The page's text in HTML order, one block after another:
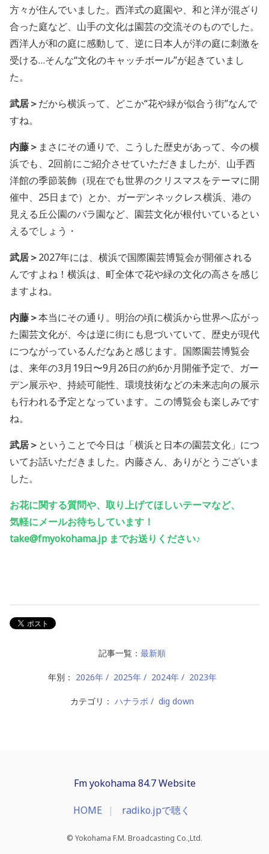
方々が住んでいました。西洋式の庭園や、和と洋が混ざり
合った庭など、山手の文化は園芸の交流そのものでした。
西洋人が和の庭に感動して、逆に日本人が洋の庭に刺激を
受ける…そんな“文化のキャッチボール”が起きていまし
た。
武居＞だから横浜って、どこか“花や緑が似合う街”なんで
すね。
内藤＞ まさにその通りで、こうした歴史があって、今の横
浜でも、2回前にご紹介させていただきましたが、山手西
洋館の季節装飾（現在でも世界のクリスマスをテーマに開
催中、25日まで）とか、ガーデンネックレス横浜、港の
見える丘公園のバラ園など、園芸文化が根付いているとい
えるでしょう・
武居＞2027年には、横浜で国際園芸博覧会が開催される
んですよね！横浜は、町全体で花や緑の文化の高さを感じ
ますよね。
内藤＞本当にその通り。明治の頃に横浜から世界へ広がっ
た園芸文化が、今は逆に街にも息づいていて、歴史が現代
につながっているんだなあと感じます。国際園芸博覧会
は、来年の3月19日〜9月26日の約6か月開催予定で、ガー
デン展示や、持続可能性、環境技術などの未来志向の展示
も行われる予定となっています。この博覧会も楽しみです
ね。
武居＞ ということで今日は「横浜と日本の園芸文化」につ
いてお話いただきました。内藤さん、ありがとうございま
した。
お花に関する質問や、取り上げてほしいテーマなど、
気軽にメールお待ちしています！
take@fmyokohama.jp までお送りください♪
記事一覧： 最新順
年別： 2026年 2025年 2024年 2023年
カテゴリ： ハナラボ dig down
Fm yokohama 84.7 Website
HOME radiko.jpで聴く
© Yokohama F.M. Broadcasting Co.,Ltd.